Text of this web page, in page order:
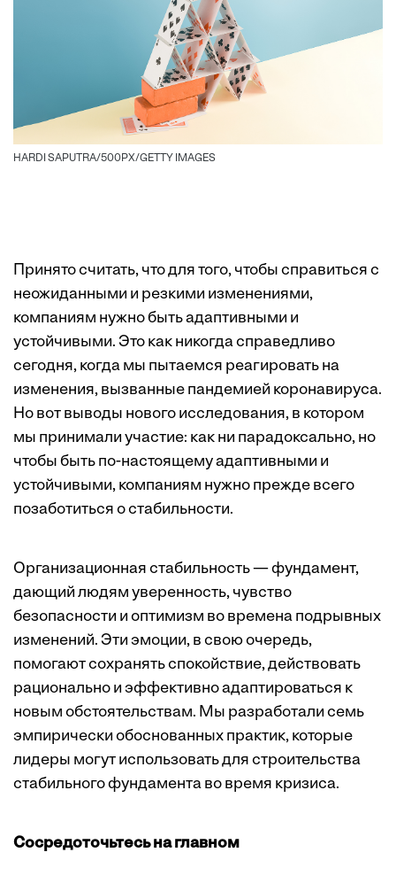
HARDI SAPUTRA/500PX/GETTY IMAGES
Принято считать, что для того, чтобы справиться с
неожиданными и резкими изменениями,
компаниям нужно быть адаптивными и
устойчивыми. Это как никогда справедливо
сегодня, когда мы пытаемся реагировать на
изменения, вызванные пандемией коронавируса.
Но вот выводы нового исследования, в котором
мы принимали участие: как ни парадоксально, но
чтобы быть по-настоящему адаптивными и
устойчивыми, компаниям нужно прежде всего
позаботиться о стабильности.
Организационная стабильность — фундамент,
дающий людям уверенность, чувство
безопасности и оптимизм во времена подрывных
изменений. Эти эмоции, в свою очередь,
помогают сохранять спокойствие, действовать
рационально и эффективно адаптироваться к
новым обстоятельствам. Мы разработали семь
эмпирически обоснованных практик, которые
лидеры могут использовать для строительства
стабильного фундамента во время кризиса.
Сосредоточьтесь на главном